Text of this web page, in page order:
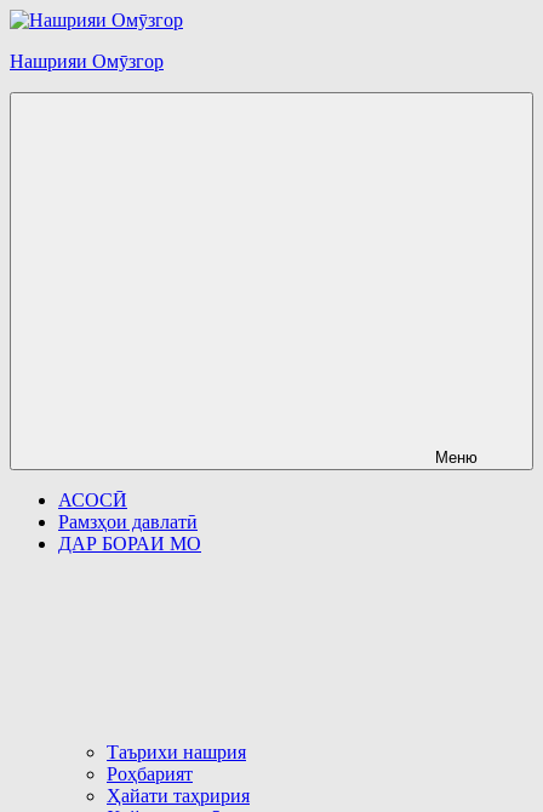
Перейти
содержимому
Нашрияи Омӯзгор
Меню
АСОСӢ
Рамзҳои давлатӣ
ДАР БОРАИ МО
Таърихи нашрия
Роҳбарият
Ҳайати таҳририя